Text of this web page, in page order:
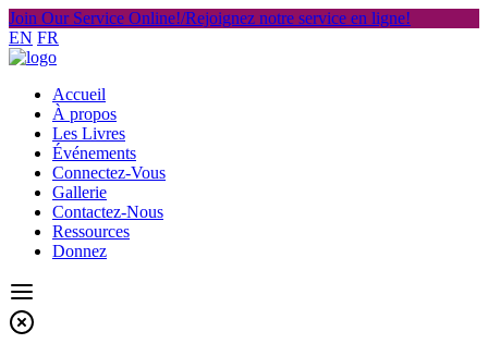
Join Our Service Online!/Rejoignez notre service en ligne!
EN FR
Accueil
À propos
Les Livres
Événements
Connectez-Vous
Gallerie
Contactez-Nous
Ressources
Donnez